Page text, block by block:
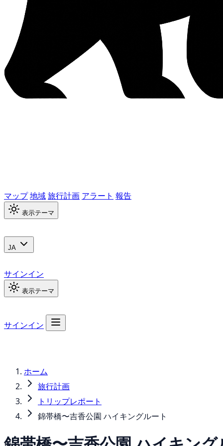
マップ地域旅行計画 アラート 報告
表示テーマ
JA
サインイン
表示テーマ
サインイン
ホーム
旅行計画
トリップレポート
錦帯橋〜吉香公園 ハイキングルート